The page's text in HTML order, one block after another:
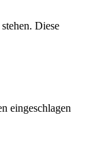
Diese
eingeschlagen